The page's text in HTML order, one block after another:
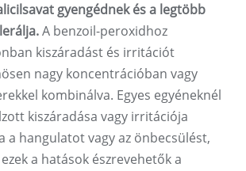
gyengédnek és a legtöbb
A benzoil-peroxidhoz
kiszáradást és irritációt
nagy koncentrációban vagy
kombinálva. Egyes egyéneknél
kiszáradása vagy irritációja
a hangulatot vagy az önbecsülést,
a hatások észrevehetők a